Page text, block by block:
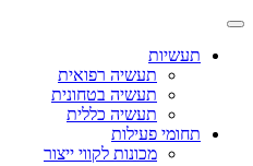
תעשיות
תעשיה רפואית
תעשיה בטחונית
תעשיה כללית
תחומי פעילות
מכונות לקווי ייצור